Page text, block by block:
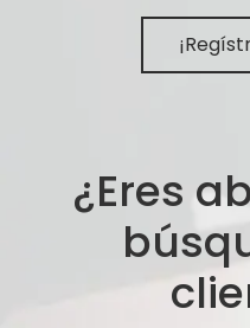
¿Eres